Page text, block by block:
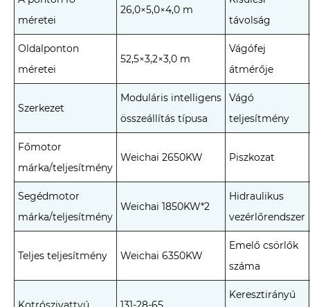
méretei
26,0×5,0×4,0 m
távolság
Oldalponton
méretei
52,5×3,2×3,0 m
Vágófej
átmérője
Szerkezet
Moduláris intelligens
összeállítás típusa
Vágó
teljesítmény
Főmotor
márka/teljesítmény
Weichai 2650KW Piszkozat
Segédmotor
márka/teljesítmény
Weichai 1850KW*2
Hidraulikus
vezérlőrendszer
Teljes teljesítmény Weichai 6350KW
Emelő csörlők
száma
Keresztirányú